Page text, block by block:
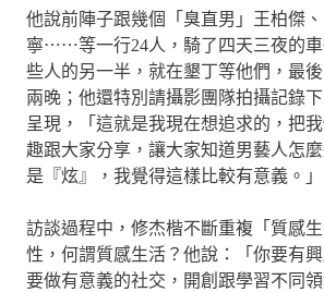
他說前陣子跟幾個「臭直男」王柏傑
寧⋯⋯等一行24人，騎了四天三夜的
些人的另一半，就在墾丁等他們，最
兩晚；他還特別請攝影團隊拍攝記錄
呈現，「這就是我現在想追求的，把
趣跟大家分享，讓大家知道男藝人怎
是『炫』，我覺得這樣比較有意義。」
訪談過程中，修杰楷不斷重複「質感
性，何謂質感生活？他說：「你要有
要做有意義的社交，開創跟學習不同